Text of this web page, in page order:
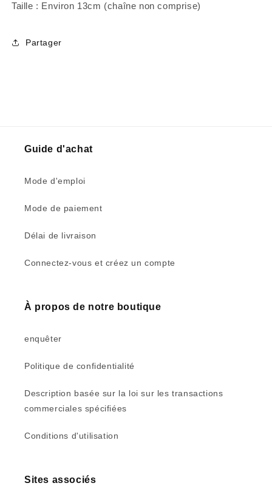
Taille : Environ 13cm (chaîne non comprise)
Partager
Guide d'achat
Mode d'emploi
Mode de paiement
Délai de livraison
Connectez-vous et créez un compte
À propos de notre boutique
enquêter
Politique de confidentialité
Description basée sur la loi sur les transactions
commerciales spécifiées
Conditions d'utilisation
Sites associés